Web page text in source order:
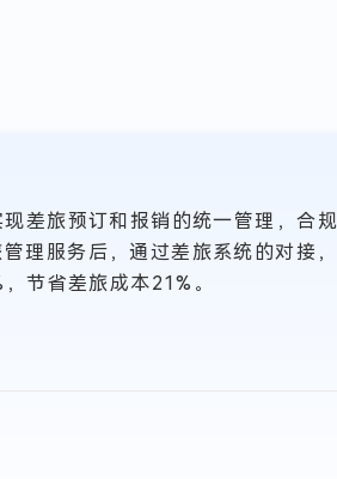
差旅预订和报销的统一管理，合
理服务后，通过差旅系统的对接
节省差旅成本21%。